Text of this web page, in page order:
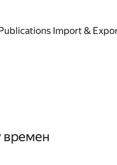
Import &
времен